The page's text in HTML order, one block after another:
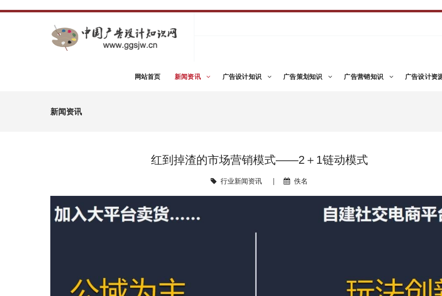
网站首页 新闻资讯 广告设计知识 广告策划知识 广告营销知识 广告设计资
新闻资讯
红到掉渣的市场营销模式——2＋1链动模式
行业新闻资讯 | 佚名